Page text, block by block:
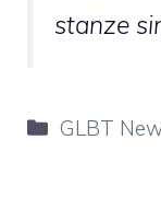
stanze
Categorie
GLBT